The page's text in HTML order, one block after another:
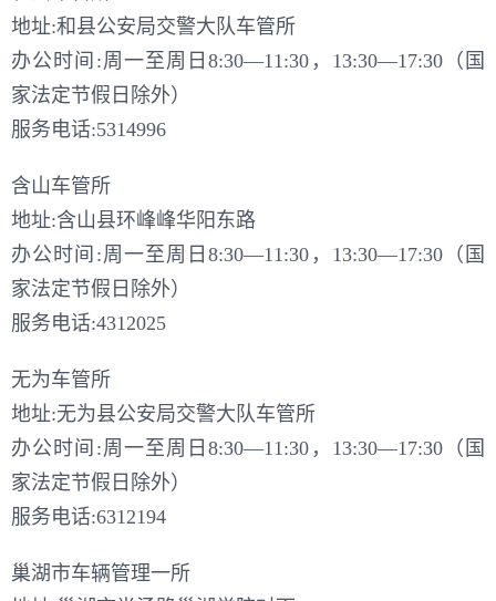
地址:和县公安局交警大队车管所
办公时间:周一至周日8:30—11:30，13:30—17:30（国
家法定节假日除外）
服务电话:5314996
含山车管所
地址:含山县环峰峰华阳东路
办公时间:周一至周日8:30—11:30，13:30—17:30（国
家法定节假日除外）
服务电话:4312025
无为车管所
地址:无为县公安局交警大队车管所
办公时间:周一至周日8:30—11:30，13:30—17:30（国
家法定节假日除外）
服务电话:6312194
巢湖市车辆管理一所